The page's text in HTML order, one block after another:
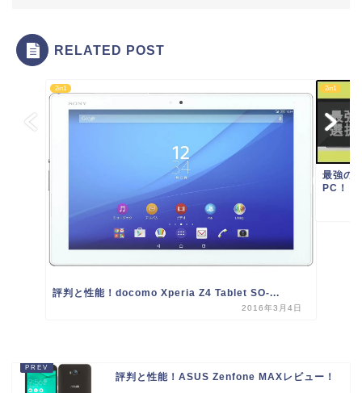
RELATED POST
2in1
評判と性能！docomo Xperia Z4 Tablet SO-...
2016年3月4日
2in1
最強の
PC！
評判と性能！ASUS Zenfone MAXレビュー！